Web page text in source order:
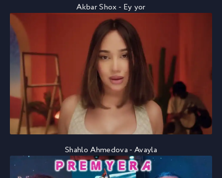
Akbar Shox - Ey yor
Shahlo Ahmedova - Avayla